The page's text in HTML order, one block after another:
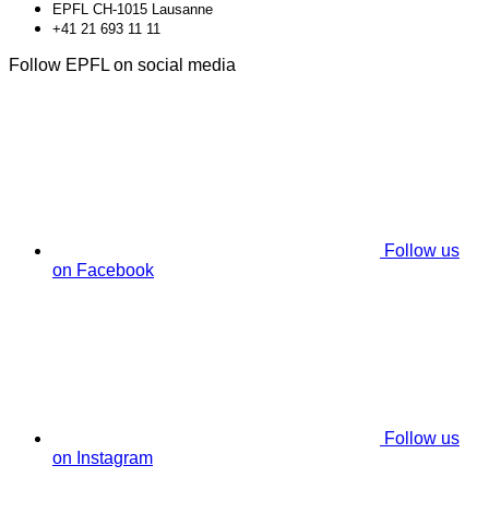
EPFL CH-1015 Lausanne
+41 21 693 11 11
Follow EPFL on social media
Follow us
on Facebook
Follow us
on Instagram